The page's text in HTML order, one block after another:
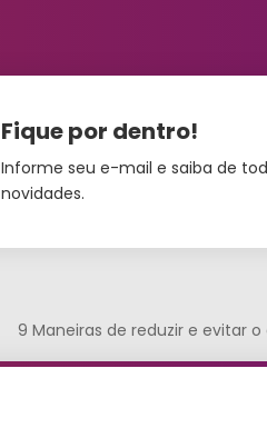
Fique por dentro!
Informe seu e-mail e saiba de
novidades.
9 Maneiras de reduzir e evitar